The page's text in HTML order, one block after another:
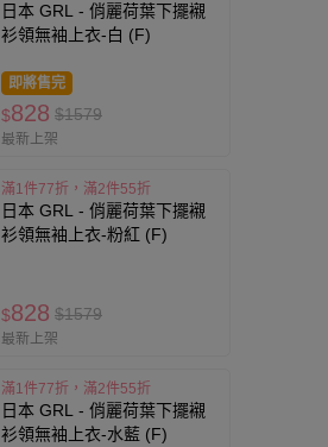
日本 GRL - 俏麗荷葉下擺襯
衫領無袖上衣-白 (F)
即將售完
$828 $1579
最新上架
滿1件77折，滿2件55折
日本 GRL - 俏麗荷葉下擺襯
衫領無袖上衣-粉紅 (F)
$828 $1579
最新上架
滿1件77折，滿2件55折
日本 GRL - 俏麗荷葉下擺襯
衫領無袖上衣-水藍 (F)